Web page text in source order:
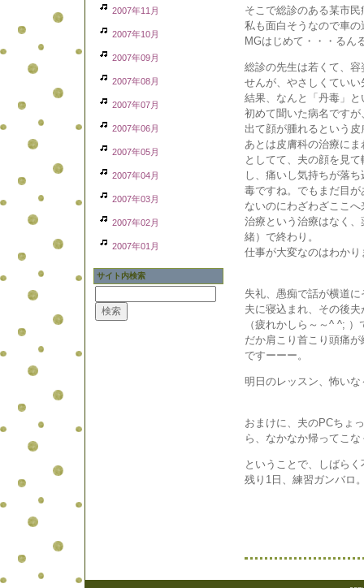
2007年11月
2007年10月
2007年09月
2007年08月
2007年07月
2007年06月
2007年05月
2007年04月
2007年03月
2007年02月
2007年01月
サイト内検索
そこで総診のある某市
私も面白そうなので車
MGはじめて・・・るん
総診の先生は若くて、
せんが、やさしくてい
結果、なんと「丹毒」
初めて聞いた病名です
出て顔が腫れるという
あとは皮膚科の治療に
としてて、夫の顔を見
し、痛いし気持ちが落
毒ですね。でもまだ目
ないのにわざわざここ
治療という治療はなく
緒）で終わり。
仕事が大変なのはわか
失礼、愚痴で話が横道
夫に寝込まれ、その後
（疲れかしら～～^ ^;
だか肩こり首こり頭痛
ですーーー。
明日のレッスン、怖いな
おまけに、夫のPCちょ
ら、なかなか帰ってこ
ということで、しばら
残り1日、練習ガンバロ